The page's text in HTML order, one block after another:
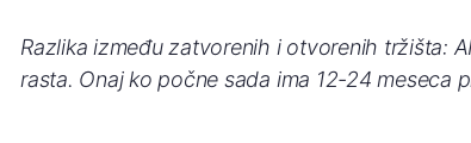
Razlika između zatvorenih i otvorenih tržišta:
rasta. Onaj ko počne sada ima 12-24 meseca